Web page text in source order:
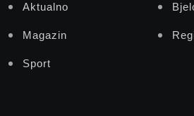
Aktualno
Magazin
Sport